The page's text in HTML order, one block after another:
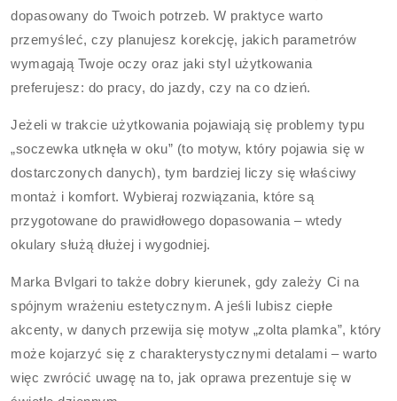
dopasowany do Twoich potrzeb. W praktyce warto
przemyśleć, czy planujesz korekcję, jakich parametrów
wymagają Twoje oczy oraz jaki styl użytkowania
preferujesz: do pracy, do jazdy, czy na co dzień.
Jeżeli w trakcie użytkowania pojawiają się problemy typu
„soczewka utknęła w oku” (to motyw, który pojawia się w
dostarczonych danych), tym bardziej liczy się właściwy
montaż i komfort. Wybieraj rozwiązania, które są
przygotowane do prawidłowego dopasowania – wtedy
okulary służą dłużej i wygodniej.
Marka Bvlgari to także dobry kierunek, gdy zależy Ci na
spójnym wrażeniu estetycznym. A jeśli lubisz ciepłe
akcenty, w danych przewija się motyw „zolta plamka”, który
może kojarzyć się z charakterystycznymi detalami – warto
więc zwrócić uwagę na to, jak oprawa prezentuje się w